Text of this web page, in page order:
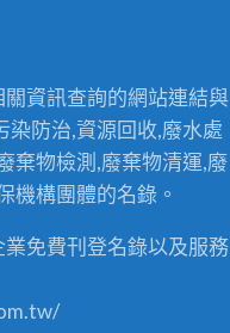
資訊查詢的網站連結與
染防治,資源回收,廢水處
棄物檢測,廢棄物清運,廢
機構團體的名錄。
免費刊登名錄以及服務